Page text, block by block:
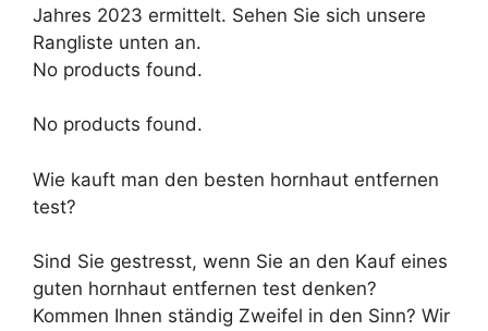
Jahres 2023 ermittelt. Sehen Sie sich unsere
Rangliste unten an.
No products found.
No products found.
Wie kauft man den besten hornhaut entfernen
test?
Sind Sie gestresst, wenn Sie an den Kauf eines
guten hornhaut entfernen test denken?
Kommen Ihnen ständig Zweifel in den Sinn? Wir